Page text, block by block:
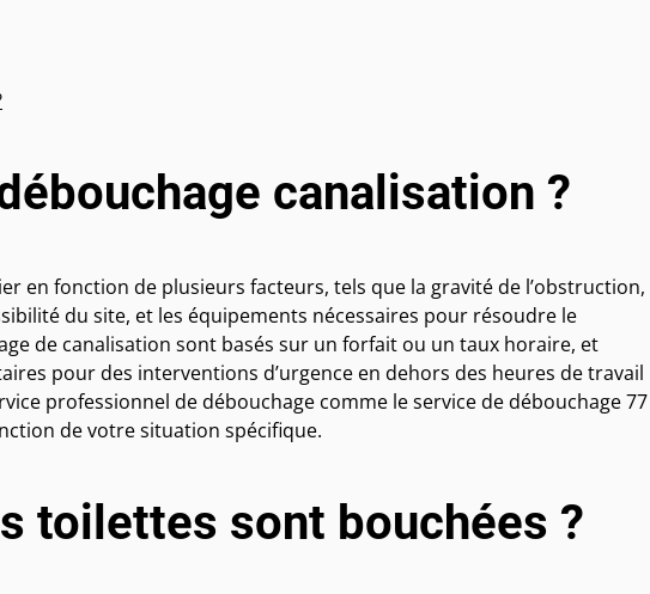
canalisation ?
en fonction de plusieurs facteurs, tels que la gravité de l’obstruction,
du site, et les équipements nécessaires pour résoudre le
de canalisation sont basés sur un forfait ou un taux horaire, et
pour des interventions d’urgence en dehors des heures de travail
professionnel de débouchage comme le service de débouchage 77
de votre situation spécifique.
toilettes sont bouchées ?